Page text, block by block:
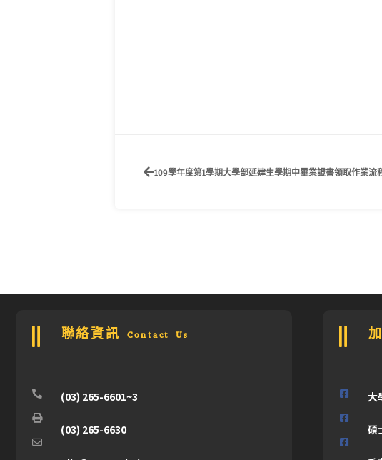
109學年度第1學期大學部延肄生學期中畢業證書領取作業流
聯絡資訊 Contact Us
(03) 265-6601~3
(03) 265-6630
大
碩